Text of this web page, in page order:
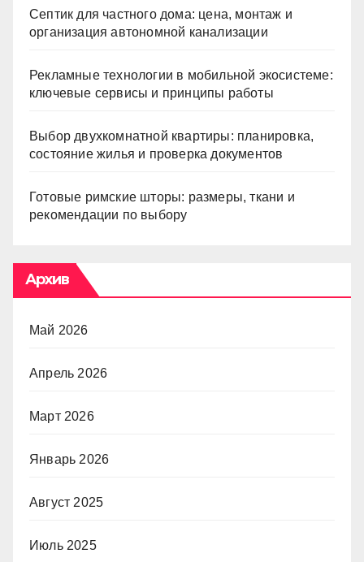
Септик для частного дома: цена, монтаж и
организация автономной канализации
Рекламные технологии в мобильной экосистеме:
ключевые сервисы и принципы работы
Выбор двухкомнатной квартиры: планировка,
состояние жилья и проверка документов
Готовые римские шторы: размеры, ткани и
рекомендации по выбору
Архив
Май 2026
Апрель 2026
Март 2026
Январь 2026
Август 2025
Июль 2025